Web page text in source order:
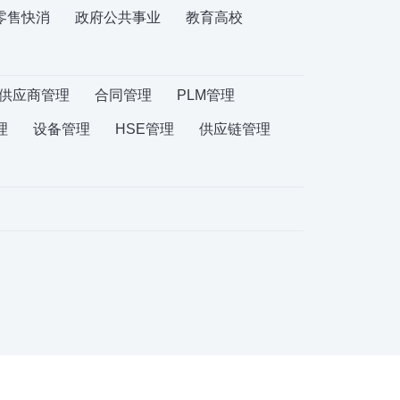
售快消 政府公共事业 教育高校
应商管理 合同管理 PLM管理
设备管理 HSE管理 供应链管理